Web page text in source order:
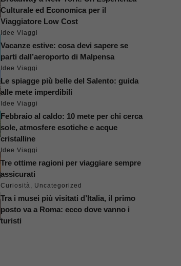
Culturale ed Economica per il
Viaggiatore Low Cost
Idee Viaggi
Vacanze estive: cosa devi sapere se
parti dall’aeroporto di Malpensa
Idee Viaggi
Le spiagge più belle del Salento: guida
alle mete imperdibili
Idee Viaggi
Febbraio al caldo: 10 mete per chi cerca
sole, atmosfere esotiche e acque
cristalline
Idee Viaggi
Tre ottime ragioni per viaggiare sempre
assicurati
Curiosità, Uncategorized
Tra i musei più visitati d’Italia, il primo
posto va a Roma: ecco dove vanno i
turisti